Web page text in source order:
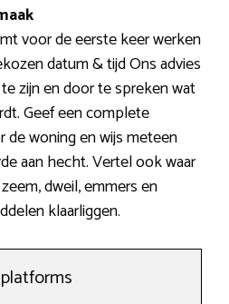
voor de eerste keer werken
datum & tijd Ons advies
zijn en door te spreken wat
Geef een complete
de woning en wijs meteen
aan hecht. Vertel ook waar
dweil, emmers en
klaarliggen.